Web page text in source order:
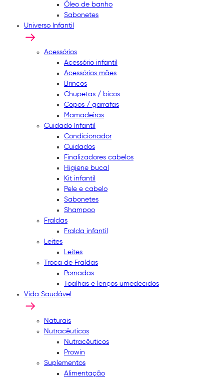
Óleo de banho
Sabonetes
Universo Infantil
Acessórios
Acessório infantil
Acessórios mães
Brincos
Chupetas / bicos
Copos / garrafas
Mamadeiras
Cuidado Infantil
Condicionador
Cuidados
Finalizadores cabelos
Higiene bucal
Kit infantil
Pele e cabelo
Sabonetes
Shampoo
Fraldas
Fralda infantil
Leites
Leites
Troca de Fraldas
Pomadas
Toalhas e lenços umedecidos
Vida Saudável
Naturais
Nutracêuticos
Nutracêuticos
Prowin
Suplementos
Alimentação